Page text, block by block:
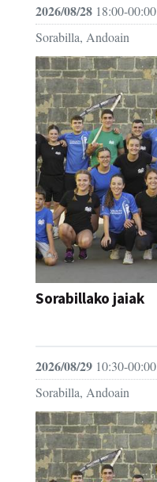
2026/08/28 18:00-00:00
Sorabilla, Andoain
Sorabillako jaiak
2026/08/29 10:30-00:00
Sorabilla, Andoain